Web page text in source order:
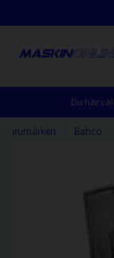
Du har
Varumärken Bahco